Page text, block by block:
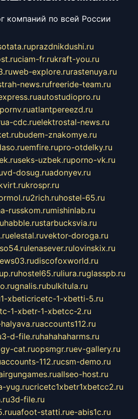
компаний по всей России
prazdnikdushi.ru
ciam-fr.rukraft-you.ru
web-explore.rurastenuya.ru
news.rufreeride-team.ru
autostudiopro.ru
pornv.ruatlantpereezd.ru
a-cdc.ruelektrostal-news.ru
budem-znakomye.ru
emfire.rupro-otdelky.ru
seks-uzbek.ruporno-vk.ru
vd-dosug.ruadonyev.ru
krospr.ru
2rich.ruhostel-65.ru
russkom.rumishinlab.ru
habble.rustarbucksvia.ru
elestal.ruvektor-doroga.ru
lenasever.rulovinskix.ru
discofoxworld.ru
hostel65.ruliura.ruglasspb.ru
gnalis.rubulkitula.ru
1-xbeticricetc-1-xbetti-5.ru
1-xbetr-1-xbetcc-2.ru
accounts112.ru
3-d-file.ruhahahaharms.ru
cat.ruopsmgr.ruev-gallery.ru
accounts-112.rucsm-demo.ru
allseo-host.ru
yug.rucricetc1xbetr1xbetcc2.ru
3d-file.ru
uafoot-statti.rue-abis1c.ru